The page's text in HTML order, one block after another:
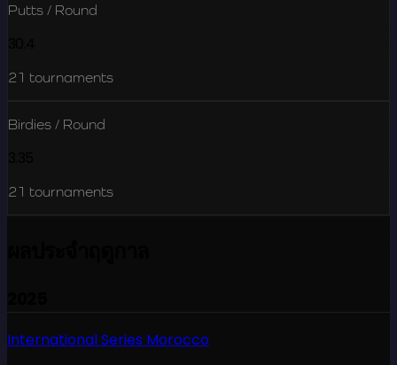
Putts / Round
21 tournaments
Birdies / Round
21 tournaments
International Series Morocco